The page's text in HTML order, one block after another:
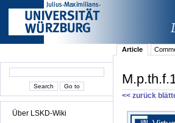
Über LSKD-Wiki
Article
<< zurück